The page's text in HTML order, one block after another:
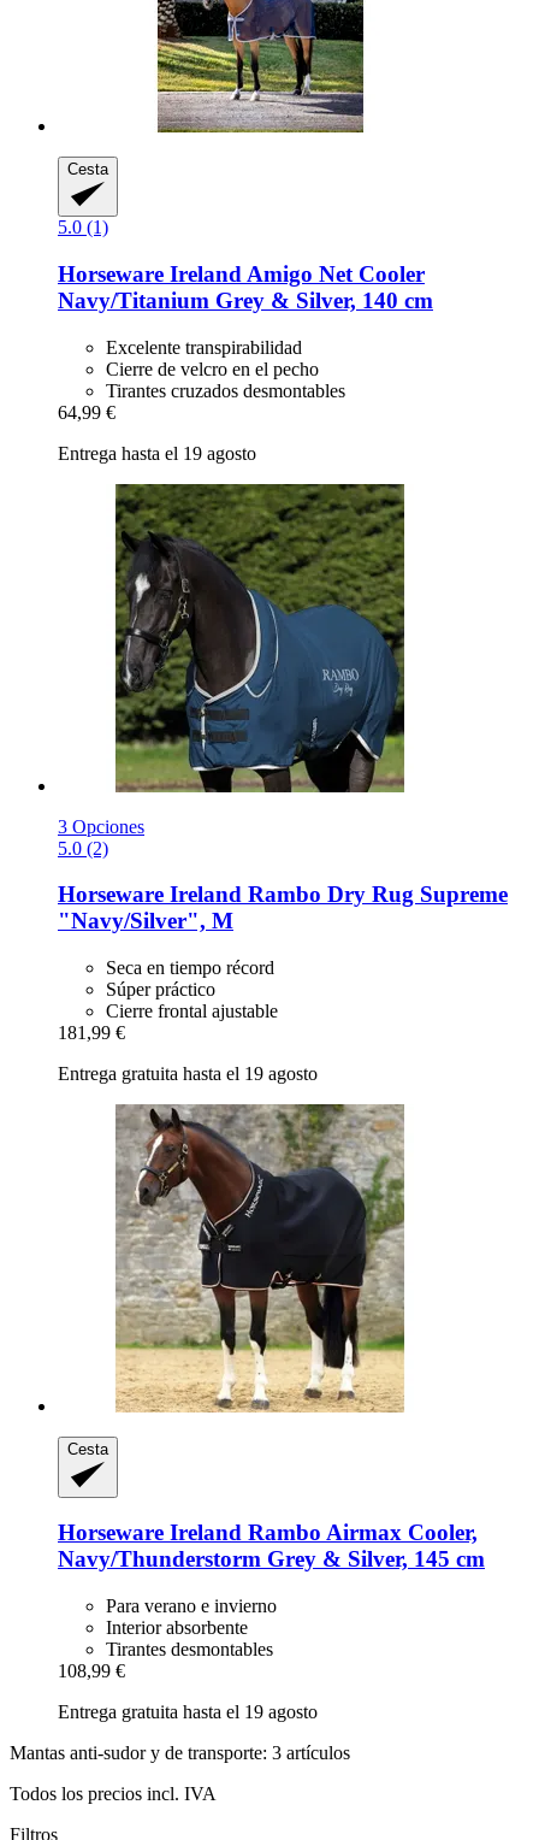
Cesta
5.0 (1)
Horseware Ireland Amigo Net Cooler
Navy/Titanium Grey & Silver, 140 cm
Excelente transpirabilidad
Cierre de velcro en el pecho
Tirantes cruzados desmontables
64,99 €
Entrega hasta el 19 agosto
3 Opciones
5.0 (2)
Horseware Ireland Rambo Dry Rug Supreme
"Navy/Silver", M
Seca en tiempo récord
Súper práctico
Cierre frontal ajustable
181,99 €
Entrega gratuita hasta el 19 agosto
Cesta
Horseware Ireland Rambo Airmax Cooler,
Navy/Thunderstorm Grey & Silver, 145 cm
Para verano e invierno
Interior absorbente
Tirantes desmontables
108,99 €
Entrega gratuita hasta el 19 agosto
Mantas anti-sudor y de transporte: 3 artículos
Todos los precios incl. IVA
Filtros